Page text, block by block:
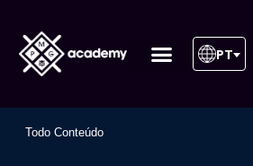
PT
Todo Conteúdo